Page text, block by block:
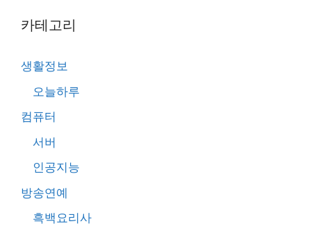
카테고리
생활정보
오늘하루
컴퓨터
서버
인공지능
방송연예
흑백요리사